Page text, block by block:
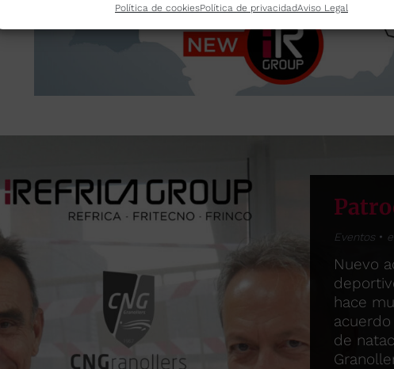
Política de cookiesPolítica de privacidadAviso Legal
Eventos
Nuevo
hace
de